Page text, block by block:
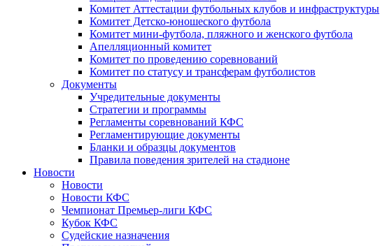
Комитет Аттестации футбольных клубов и инфраструктуры
Комитет Детско-юношеского футбола
Комитет мини-футбола, пляжного и женского футбола
Апелляционный комитет
Комитет по проведению соревнований
Комитет по статусу и трансферам футболистов
Документы
Учредительные документы
Стратегии и программы
Регламенты соревнований КФС
Регламентирующие документы
Бланки и образцы документов
Правила поведения зрителей на стадионе
Новости
Новости
Новости КФС
Чемпионат Премьер-лиги КФС
Кубок КФС
Судейские назначения